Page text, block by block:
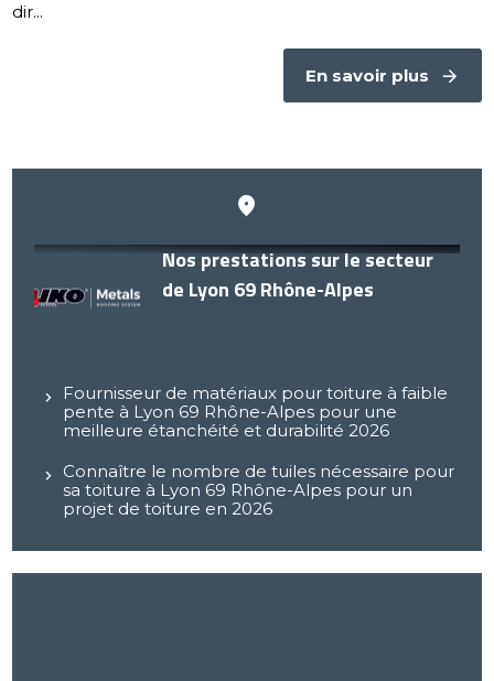
dir...
En savoir plus
Nos prestations sur le secteur
de Lyon 69 Rhône-Alpes
Fournisseur de matériaux pour toiture à faible
pente à Lyon 69 Rhône-Alpes pour une
meilleure étanchéité et durabilité 2026
Connaître le nombre de tuiles nécessaire pour
sa toiture à Lyon 69 Rhône-Alpes pour un
projet de toiture en 2026